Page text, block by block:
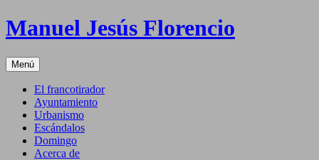
Saltar
al
Manuel Jesús Florencio
Menú
El francotirador
Ayuntamiento
Urbanismo
Escándalos
Domingo
Acerca de